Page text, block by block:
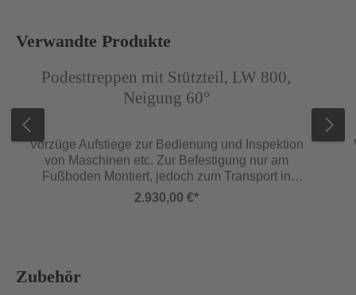
Produktgalerie überspringen
Verwandte Produkte
Podesttreppen mit Stützteil, LW 800,
Neigung 60°
Vorzüge Aufstiege zur Bedienung und Inspektion
von Maschinen etc. Zur Befestigung nur am
Fußboden Montiert, jedoch zum Transport in
Baugruppen zerlegt Holme Untere
Wangenenden mit Treppenfußwinkel, inkl.
Podest (andere Ausführungen auf
2.930,00 €*
Produktgalerie überspringen
Zubehör